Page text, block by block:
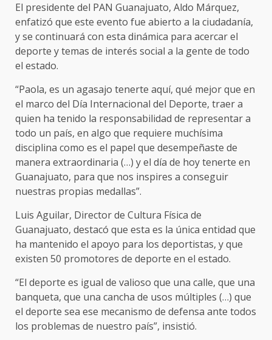
El presidente del PAN Guanajuato, Aldo Márquez,
enfatizó que este evento fue abierto a la ciudadanía,
y se continuará con esta dinámica para acercar el
deporte y temas de interés social a la gente de todo
el estado.
“Paola, es un agasajo tenerte aquí, qué mejor que en
el marco del Día Internacional del Deporte, traer a
quien ha tenido la responsabilidad de representar a
todo un país, en algo que requiere muchísima
disciplina como es el papel que desempeñaste de
manera extraordinaria (…) y el día de hoy tenerte en
Guanajuato, para que nos inspires a conseguir
nuestras propias medallas”.
Luis Aguilar, Director de Cultura Física de
Guanajuato, destacó que esta es la única entidad que
ha mantenido el apoyo para los deportistas, y que
existen 50 promotores de deporte en el estado.
“El deporte es igual de valioso que una calle, que una
banqueta, que una cancha de usos múltiples (…) que
el deporte sea ese mecanismo de defensa ante todos
los problemas de nuestro país”, insistió.